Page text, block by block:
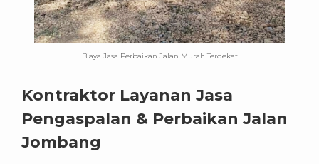
Biaya Jasa Perbaikan Jalan Murah Terdekat
Kontraktor Layanan Jasa
Pengaspalan & Perbaikan Jalan
Jombang